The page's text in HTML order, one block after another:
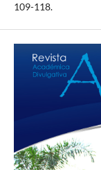
109-118.